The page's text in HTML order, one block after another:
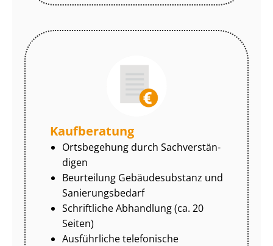
Kaufberatung
Ortsbegehung durch Sach­ver­stän­
di­gen
Beurteilung Gebäudesubstanz und
Sa­nie­rungs­be­darf
Schriftliche Abhandlung (ca. 20
Seiten)
Ausführliche telefonische